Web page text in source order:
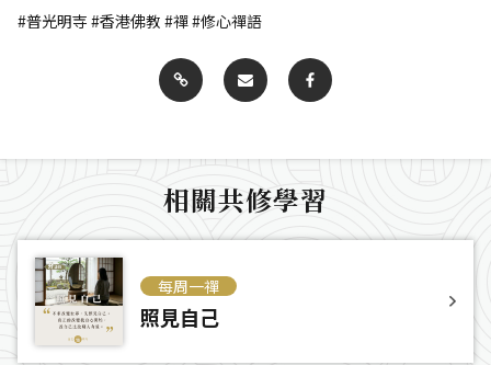
#普光明寺 #香港佛教 #禪 #修心禪語
相關共修學習
每周一禪
照見自己